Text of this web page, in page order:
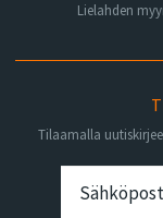
Lielahden
Tilaamalla